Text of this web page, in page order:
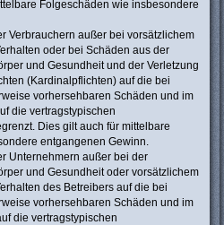
Folgeschäden wie insbesondere
Verbrauchern außer bei vorsätzlichem
oder bei Schäden aus der
und Gesundheit und der Verletzung
(Kardinalpflichten) auf die bei
vorhersehbaren Schäden und im
die vertragstypischen
Dies gilt auch für mittelbare
entgangenen Gewinn.
Unternehmern außer bei der
und Gesundheit oder vorsätzlichem
des Betreibers auf die bei
vorhersehbaren Schäden und im
die vertragstypischen